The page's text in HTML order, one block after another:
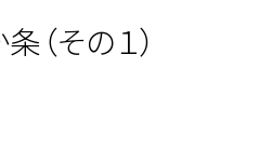
（その１）